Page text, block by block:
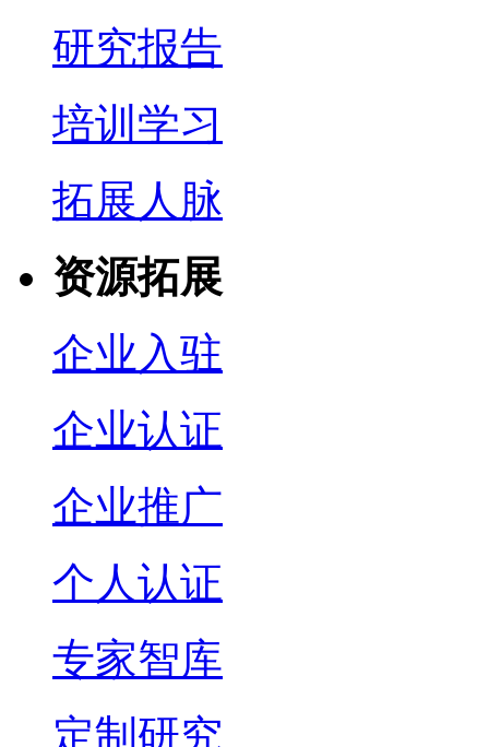
研究报告
培训学习
拓展人脉
资源拓展
企业入驻
企业认证
企业推广
个人认证
专家智库
定制研究